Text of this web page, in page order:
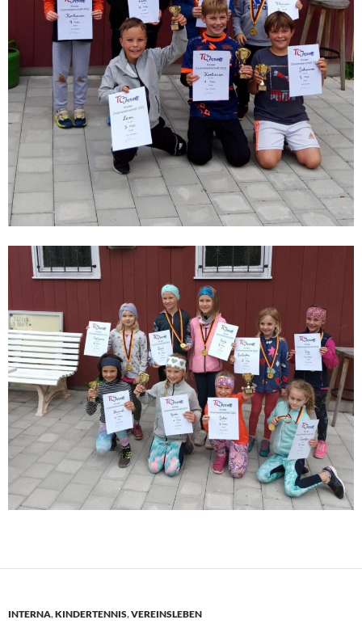
INTERNA,KINDERTENNIS,VEREINSLEBEN